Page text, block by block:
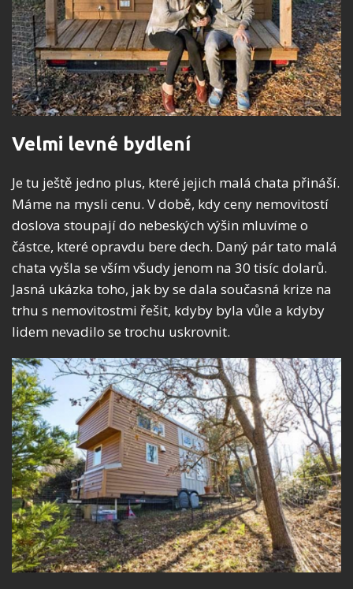
Velmi levné bydlení
Je tu ještě jedno plus, které jejich malá chata přináší.
Máme na mysli cenu. V době, kdy ceny nemovitostí
doslova stoupají do nebeských výšin mluvíme o
částce, které opravdu bere dech. Daný pár tato malá
chata vyšla se vším všudy jenom na 30 tisíc dolarů.
Jasná ukázka toho, jak by se dala současná krize na
trhu s nemovitostmi řešit, kdyby byla vůle a kdyby
lidem nevadilo se trochu uskrovnit.